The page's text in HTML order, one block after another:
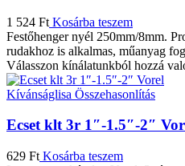
1 524 Ft Kosárba teszem
Festőhenger nyél 250mm/8mm.
rudakhoz is alkalmas, műanyag
Válasszon kínálatunkból hozzá
Kívánságlisa Összehasonlítás
Ecset klt 3r 1″-1.5″-2″
629 Ft Kosárba teszem